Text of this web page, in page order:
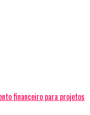
financeiro para projetos